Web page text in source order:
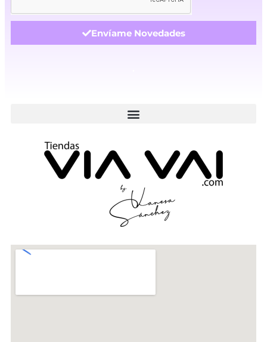
Envíame Novedades